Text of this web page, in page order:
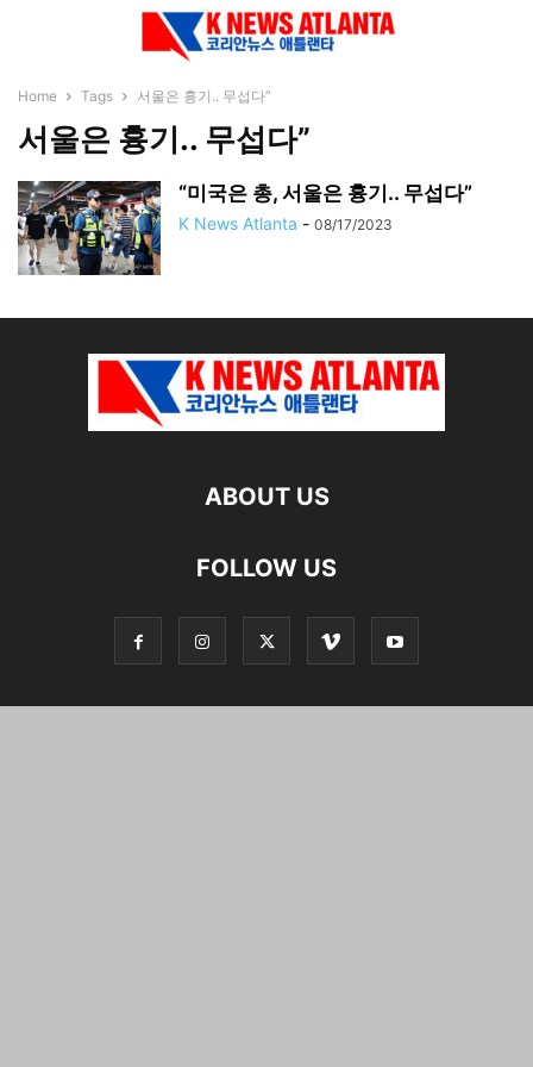
Home Tags 서울은 흉기.. 무섭다”
서울은 흉기.. 무섭다”
“미국은 총, 서울은 흉기.. 무섭다”
K News Atlanta - 08/17/2023
ABOUT US
FOLLOW US